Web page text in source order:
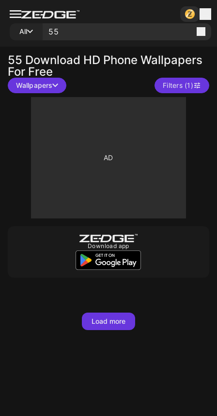
All
55 Download HD Phone Wallpapers
For Free
Wallpapers Filters (1)
110
Download app
Load more